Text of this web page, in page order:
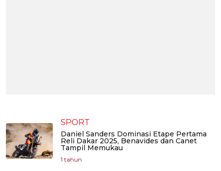
SPORT
Daniel Sanders Dominasi Etape Pertama
Reli Dakar 2025, Benavides dan Canet
Tampil Memukau
1 tahun